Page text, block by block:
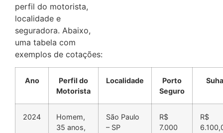
perfil do motorista,
localidade e
seguradora. Abaixo,
uma tabela com
exemplos de cotações:
Ano
Perfil do
Motorista
Localidade
Porto
Seguro
2024
Homem,
35 anos,
São Paulo
– SP
R$
7.000
R$